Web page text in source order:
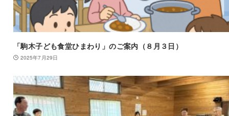
「駒木子ども食堂ひまわり」のご案内（８月３日）
2025年7月29日